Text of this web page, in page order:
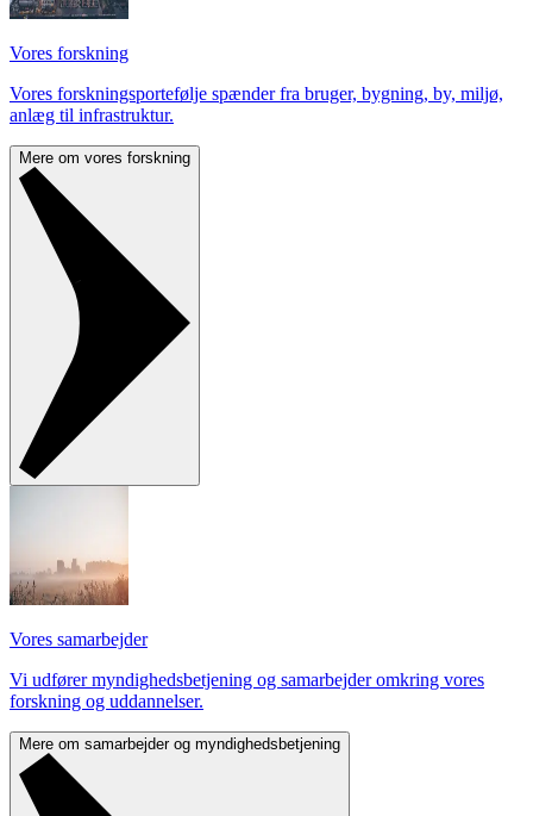
Vores forskning
Vores forskningsportefølje spænder fra bruger, bygning, by, miljø,
anlæg til infrastruktur.
Mere om vores forskning
Vores samarbejder
Vi udfører myndighedsbetjening og samarbejder omkring vores
forskning og uddannelser.
Mere om samarbejder og myndighedsbetjening